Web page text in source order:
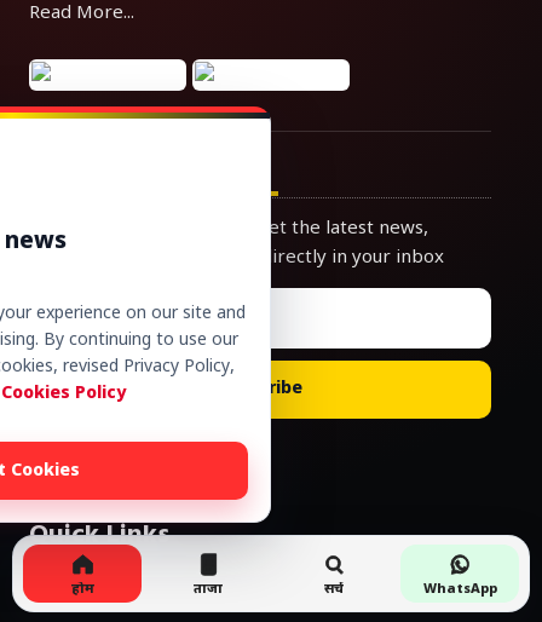
Read More...
Join our subscribers list to get the latest news,
updates and special offers directly in your inbox
Subscribe
Quick Links
About Us
होम ताजा सर्च WhatsApp
experience on our site and
By continuing to use our
revised Privacy Policy,
Policy
Cookies